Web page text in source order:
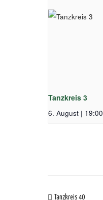
Tanzkreis 3
6. August | 19:00
Tanzkreis 40